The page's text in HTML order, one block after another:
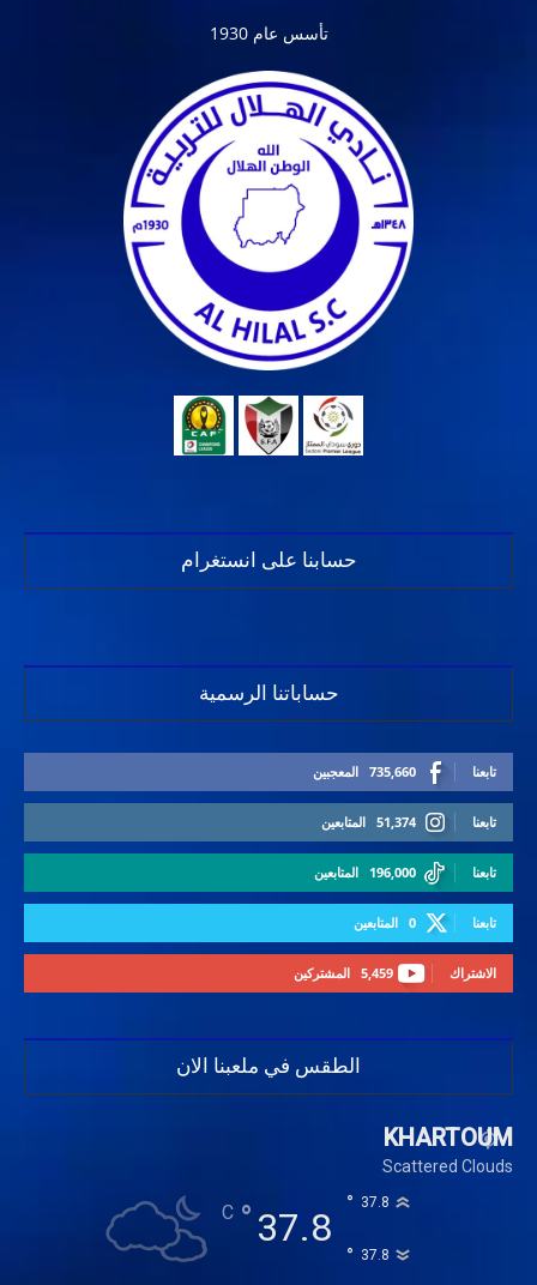
تأسس عام 1930
حسابنا على انستغرام
حساباتنا الرسمية
735,660 المعجبين تابعنا
51,374 المتابعين تابعنا
196,000 المتابعين تابعنا
0 المتابعين تابعنا
5,459 المشتركين الاشتراك
الطقس في ملعبنا الان
KHARTOUM
Scattered Clouds
37.8
°
C 37.8
°
37.8
°